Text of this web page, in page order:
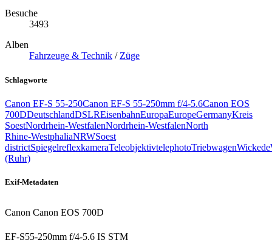
Besuche
3493
Alben
Fahrzeuge & Technik / Züge
Schlagworte
Canon EF-S 55-250Canon EF-S 55-250mm f/4-5.6Canon EOS
700DDeutschlandDSLREisenbahnEuropaEuropeGermanyKreis
SoestNordrhein-WestfalenNordrhein-WestfalenNorth
Rhine‑WestphaliaNRWSoest
districtSpiegelreflexkameraTeleobjektivtelephotoTriebwagenWickede
(Ruhr)
Exif-Metadaten
Canon Canon EOS 700D
EF-S55-250mm f/4-5.6 IS STM